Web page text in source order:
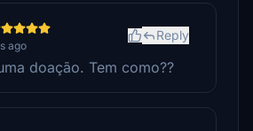
ago
Reply
doação. Tem como??